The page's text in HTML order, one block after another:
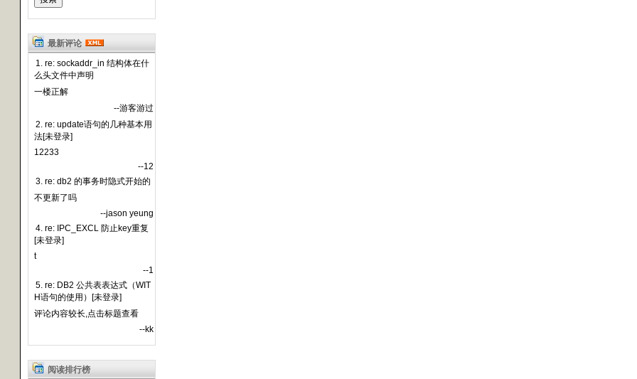
最新评论
1. re: sockaddr_in 结构体在什
么头文件中声明
一楼正解
--游客游过
2. re: update语句的几种基本用
法[未登录]
12233
--12
3. re: db2 的事务时隐式开始的
不更新了吗
--jason yeung
4. re: IPC_EXCL 防止key重复
[未登录]
t
--1
5. re: DB2 公共表表达式（WIT
H语句的使用）[未登录]
评论内容较长,点击标题查看
--kk
阅读排行榜